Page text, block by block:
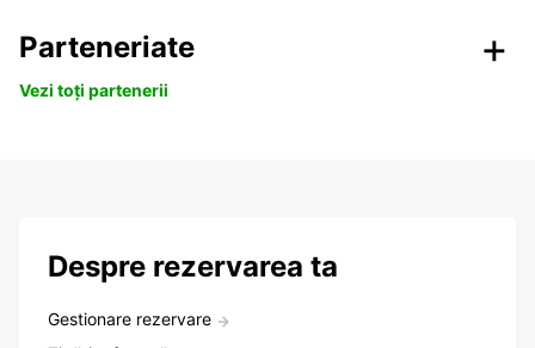
Parteneriate
Vezi toți partenerii
Despre rezervarea ta
Gestionare rezervare